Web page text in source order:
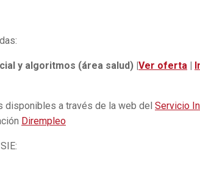
y algoritmos (área salud) | Ver oferta
a través de la web del Servicio
Dirempleo